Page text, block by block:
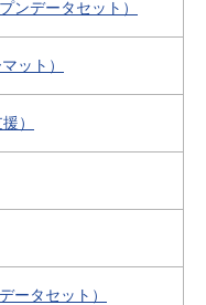
ンデータセット）
ット）
）
ータセット）